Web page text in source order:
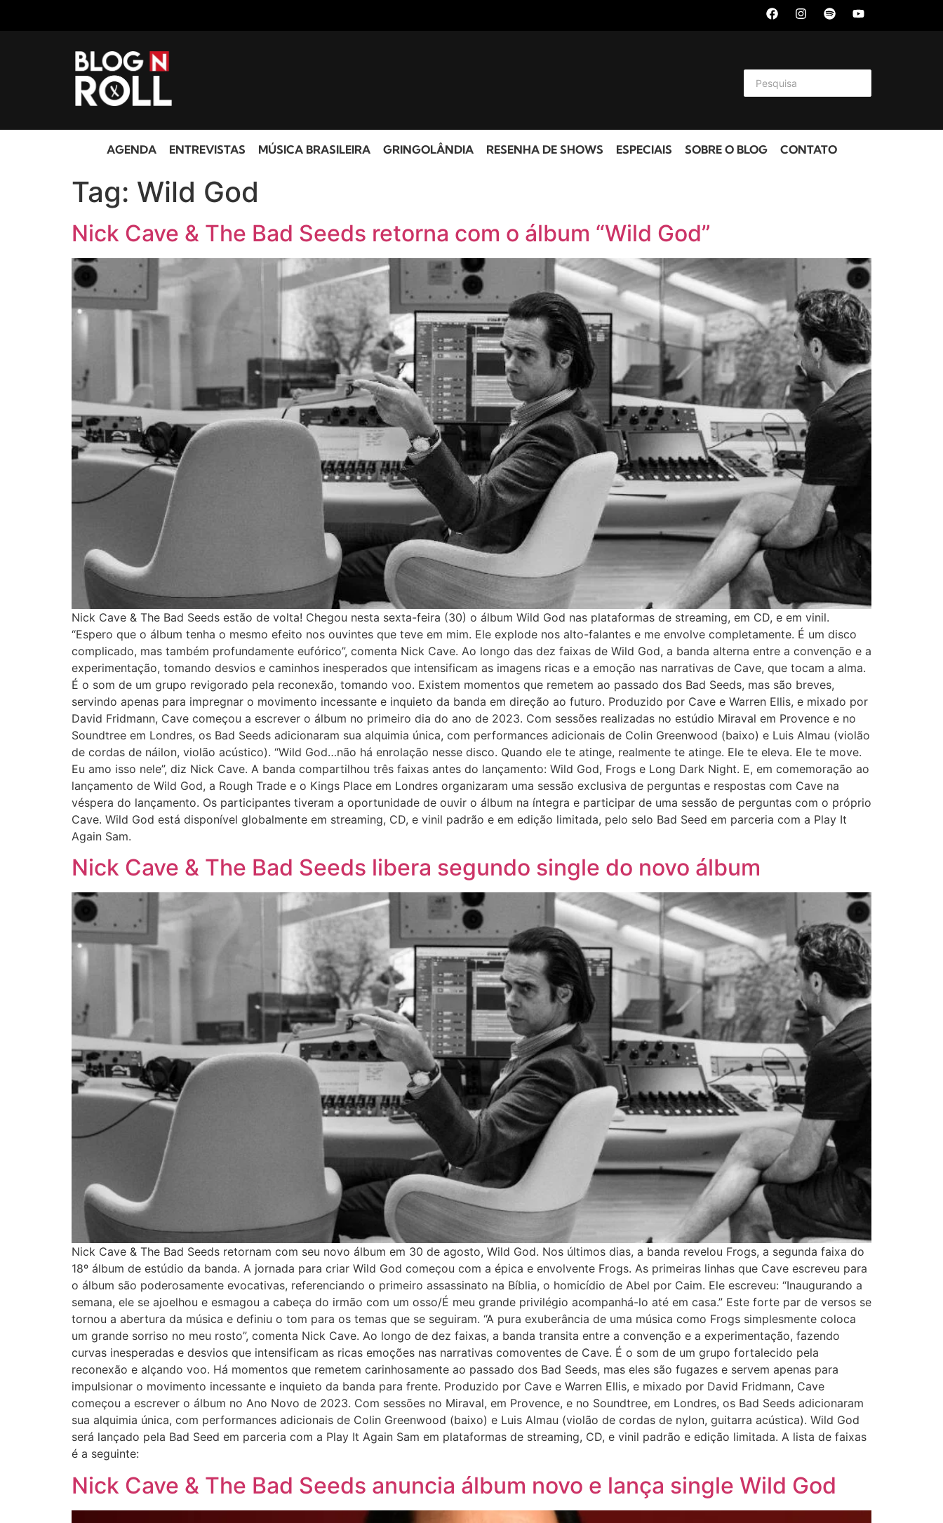
AGENDA ENTREVISTAS MÚSICA BRASILEIRA GRINGOLÂNDIA RESENHA DE SHOWS ESPECIAIS SOBRE O BLOG CONTATO
Tag: Wild God
Nick Cave & The Bad Seeds retorna com o álbum “Wild God”
Nick Cave & The Bad Seeds estão de volta! Chegou nesta sexta-feira (30) o álbum Wild God nas plataformas de streaming, em CD, e em vinil.
“Espero que o álbum tenha o mesmo efeito nos ouvintes que teve em mim. Ele explode nos alto-falantes e me envolve completamente. É um disco
complicado, mas também profundamente eufórico”, comenta Nick Cave. Ao longo das dez faixas de Wild God, a banda alterna entre a convenção e a
experimentação, tomando desvios e caminhos inesperados que intensificam as imagens ricas e a emoção nas narrativas de Cave, que tocam a alma.
É o som de um grupo revigorado pela reconexão, tomando voo. Existem momentos que remetem ao passado dos Bad Seeds, mas são breves,
servindo apenas para impregnar o movimento incessante e inquieto da banda em direção ao futuro. Produzido por Cave e Warren Ellis, e mixado por
David Fridmann, Cave começou a escrever o álbum no primeiro dia do ano de 2023. Com sessões realizadas no estúdio Miraval em Provence e no
Soundtree em Londres, os Bad Seeds adicionaram sua alquimia única, com performances adicionais de Colin Greenwood (baixo) e Luis Almau (violão
de cordas de náilon, violão acústico). “Wild God…não há enrolação nesse disco. Quando ele te atinge, realmente te atinge. Ele te eleva. Ele te move.
Eu amo isso nele”, diz Nick Cave. A banda compartilhou três faixas antes do lançamento: Wild God, Frogs e Long Dark Night. E, em comemoração ao
lançamento de Wild God, a Rough Trade e o Kings Place em Londres organizaram uma sessão exclusiva de perguntas e respostas com Cave na
véspera do lançamento. Os participantes tiveram a oportunidade de ouvir o álbum na íntegra e participar de uma sessão de perguntas com o próprio
Cave. Wild God está disponível globalmente em streaming, CD, e vinil padrão e em edição limitada, pelo selo Bad Seed em parceria com a Play It
Again Sam.
Nick Cave & The Bad Seeds libera segundo single do novo álbum
Nick Cave & The Bad Seeds retornam com seu novo álbum em 30 de agosto, Wild God. Nos últimos dias, a banda revelou Frogs, a segunda faixa do
18º álbum de estúdio da banda. A jornada para criar Wild God começou com a épica e envolvente Frogs. As primeiras linhas que Cave escreveu para
o álbum são poderosamente evocativas, referenciando o primeiro assassinato na Bíblia, o homicídio de Abel por Caim. Ele escreveu: “Inaugurando a
semana, ele se ajoelhou e esmagou a cabeça do irmão com um osso/É meu grande privilégio acompanhá-lo até em casa.” Este forte par de versos se
tornou a abertura da música e definiu o tom para os temas que se seguiram. “A pura exuberância de uma música como Frogs simplesmente coloca
um grande sorriso no meu rosto”, comenta Nick Cave. Ao longo de dez faixas, a banda transita entre a convenção e a experimentação, fazendo
curvas inesperadas e desvios que intensificam as ricas emoções nas narrativas comoventes de Cave. É o som de um grupo fortalecido pela
reconexão e alçando voo. Há momentos que remetem carinhosamente ao passado dos Bad Seeds, mas eles são fugazes e servem apenas para
impulsionar o movimento incessante e inquieto da banda para frente. Produzido por Cave e Warren Ellis, e mixado por David Fridmann, Cave
começou a escrever o álbum no Ano Novo de 2023. Com sessões no Miraval, em Provence, e no Soundtree, em Londres, os Bad Seeds adicionaram
sua alquimia única, com performances adicionais de Colin Greenwood (baixo) e Luis Almau (violão de cordas de nylon, guitarra acústica). Wild God
será lançado pela Bad Seed em parceria com a Play It Again Sam em plataformas de streaming, CD, e vinil padrão e edição limitada. A lista de faixas
é a seguinte:
Nick Cave & The Bad Seeds anuncia álbum novo e lança single Wild God